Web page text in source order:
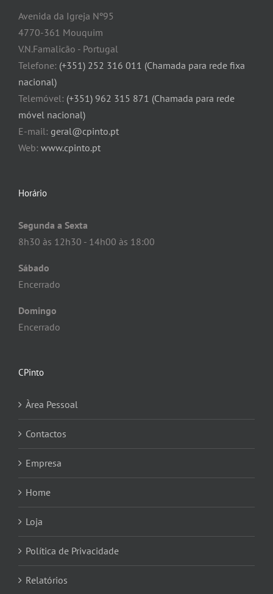
Avenida da Igreja Nº95
4770-361 Mouquim
V.N.Famalicão - Portugal
Telefone: (+351) 252 316 011 (Chamada para rede fixa
nacional)
Telemóvel: (+351) 962 315 871 (Chamada para rede
móvel nacional)
E-mail: geral@cpinto.pt
Web: www.cpinto.pt
Horário
Segunda a Sexta
8h30 às 12h30 - 14h00 às 18:00
Sábado
Encerrado
Domingo
Encerrado
CPinto
Àrea Pessoal
Contactos
Empresa
Home
Loja
Política de Privacidade
Relatórios